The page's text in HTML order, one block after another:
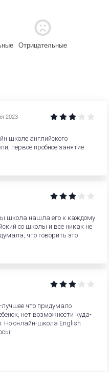
Отрицательные
2023
школе английского
первое пробное занятие
школа нашла его к каждому
со школы и все никак не
что говорить это
лучшее что придумало
нет возможности куда-
Но онлайн-школа English